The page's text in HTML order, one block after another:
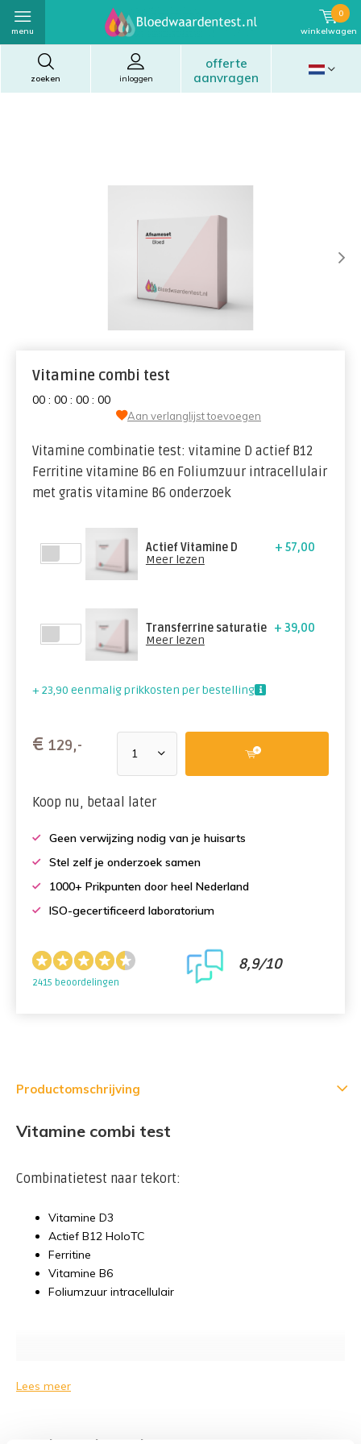
zoeken
offerte
aanvragen
inloggen
menu winkelwagen
0
Vitamine combi test
00 : 00 : 00 : 00
Aan verlanglijst toevoegen
Vitamine combinatie test: vitamine D actief B12
Ferritine vitamine B6 en Foliumzuur intracellulair
met gratis vitamine B6 onderzoek
Actief Vitamine D
+ 57,00
Meer lezen
Transferrine saturatie + 39,00
Meer lezen
+ 23,90 eenmalig prikkosten per bestelling
€ 129,-
Koop nu, betaal later
Geen verwijzing nodig van je huisarts
Stel zelf je onderzoek samen
1000+ Prikpunten door heel Nederland
ISO-gecertificeerd laboratorium
2415 beoordelingen
8,9/10
Productomschrijving
Vitamine combi test
Combinatietest naar tekort:
Vitamine D3
Actief B12 HoloTC
Ferritine
Vitamine B6
Foliumzuur intracellulair
Lees meer